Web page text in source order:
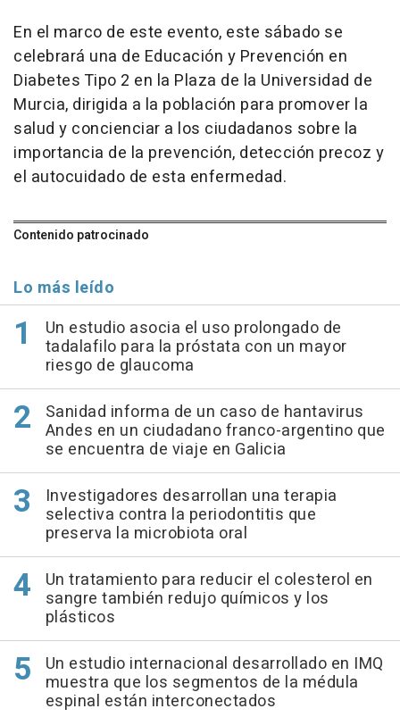
En el marco de este evento, este sábado se
celebrará una de Educación y Prevención en
Diabetes Tipo 2 en la Plaza de la Universidad de
Murcia, dirigida a la población para promover la
salud y concienciar a los ciudadanos sobre la
importancia de la prevención, detección precoz y
el autocuidado de esta enfermedad.
Contenido patrocinado
Lo más leído
Un estudio asocia el uso prolongado de
tadalafilo para la próstata con un mayor
riesgo de glaucoma
Sanidad informa de un caso de hantavirus
Andes en un ciudadano franco-argentino que
se encuentra de viaje en Galicia
Investigadores desarrollan una terapia
selectiva contra la periodontitis que
preserva la microbiota oral
Un tratamiento para reducir el colesterol en
sangre también redujo químicos y los
plásticos
Un estudio internacional desarrollado en IMQ
muestra que los segmentos de la médula
espinal están interconectados